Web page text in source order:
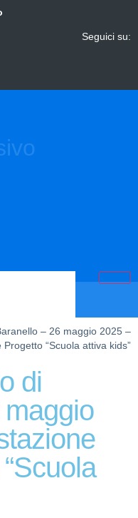
Seguici su:
– 26 maggio 2025 –
“Scuola attiva kids”
di